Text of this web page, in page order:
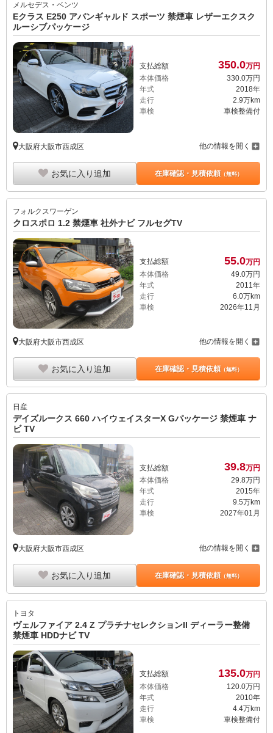
メルセデス・ベンツ
Eクラス E250 アバンギャルド スポーツ 禁煙車 レザーエクスク
ルーシブパッケージ
支払総額 350.0万円
本体価格
330.0万円
年式
2018年
走行
2.9万km
車検
車検整備付
大阪府大阪市西成区 他の情報を開く
お気に入り追加 在庫確認・見積依頼（無料）
フォルクスワーゲン
クロスポロ 1.2 禁煙車 社外ナビ フルセグTV
支払総額 55.0万円
本体価格
49. 0万円
年式
2011年
走行
6.0万km
車検
2026年11月
大阪府大阪市西成区 他の情報を開く
お気に入り追加 在庫確認・見積依頼（無料）
日産
デイズルークス 660 ハイウェイスターX Gパッケージ 禁煙車 ナ
ビ TV
支払総額 39.8万円
本体価格
29.8万円
年式
2015年
走行
9.5万km
車検
2027年01月
大阪府大阪市西成区 他の情報を開く
お気に入り追加 在庫確認・見積依頼（無料）
トヨタ
ヴェルファイア 2.4 Z プラチナセレクションII ディーラー整備
禁煙車 HDDナビ TV
支払総額 135.0万円
本体価格
120. 0万円
年式
2010年
走行
4.4万km
車検
車検整備付